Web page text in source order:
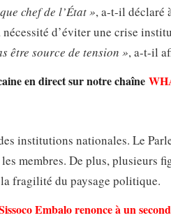
chef de l’État », a-t-il déclaré
d’éviter une crise
être source de tension », a-t-il
en direct sur notre chaîne
institutions nationales. Le
membres. De plus, plusieurs
fragilité du paysage politique.
Embalo renonce à un